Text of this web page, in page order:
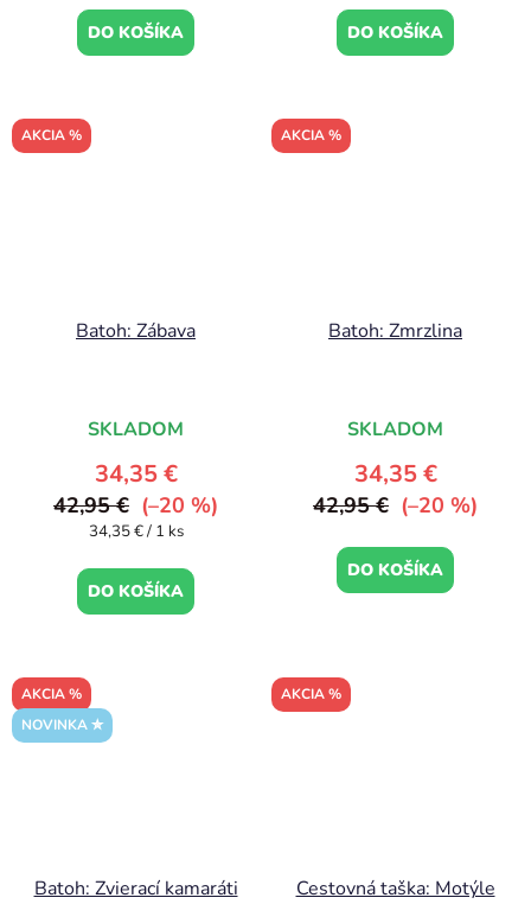
DO KOŠÍKA DO KOŠÍKA
AKCIA %
Batoh: Zábava
SKLADOM
34,35 €
42,95 € (–20 %)
Jednotková
34,35 € / 1 ks
DO KOŠÍKA
AKCIA %
Batoh: Zmrzlina
SKLADOM
34,35 €
42,95 € (–20 %)
DO KOŠÍKA
AKCIA %
NOVINKA ✮
Batoh: Zvierací kamaráti
AKCIA %
Cestovná taška: Motýle